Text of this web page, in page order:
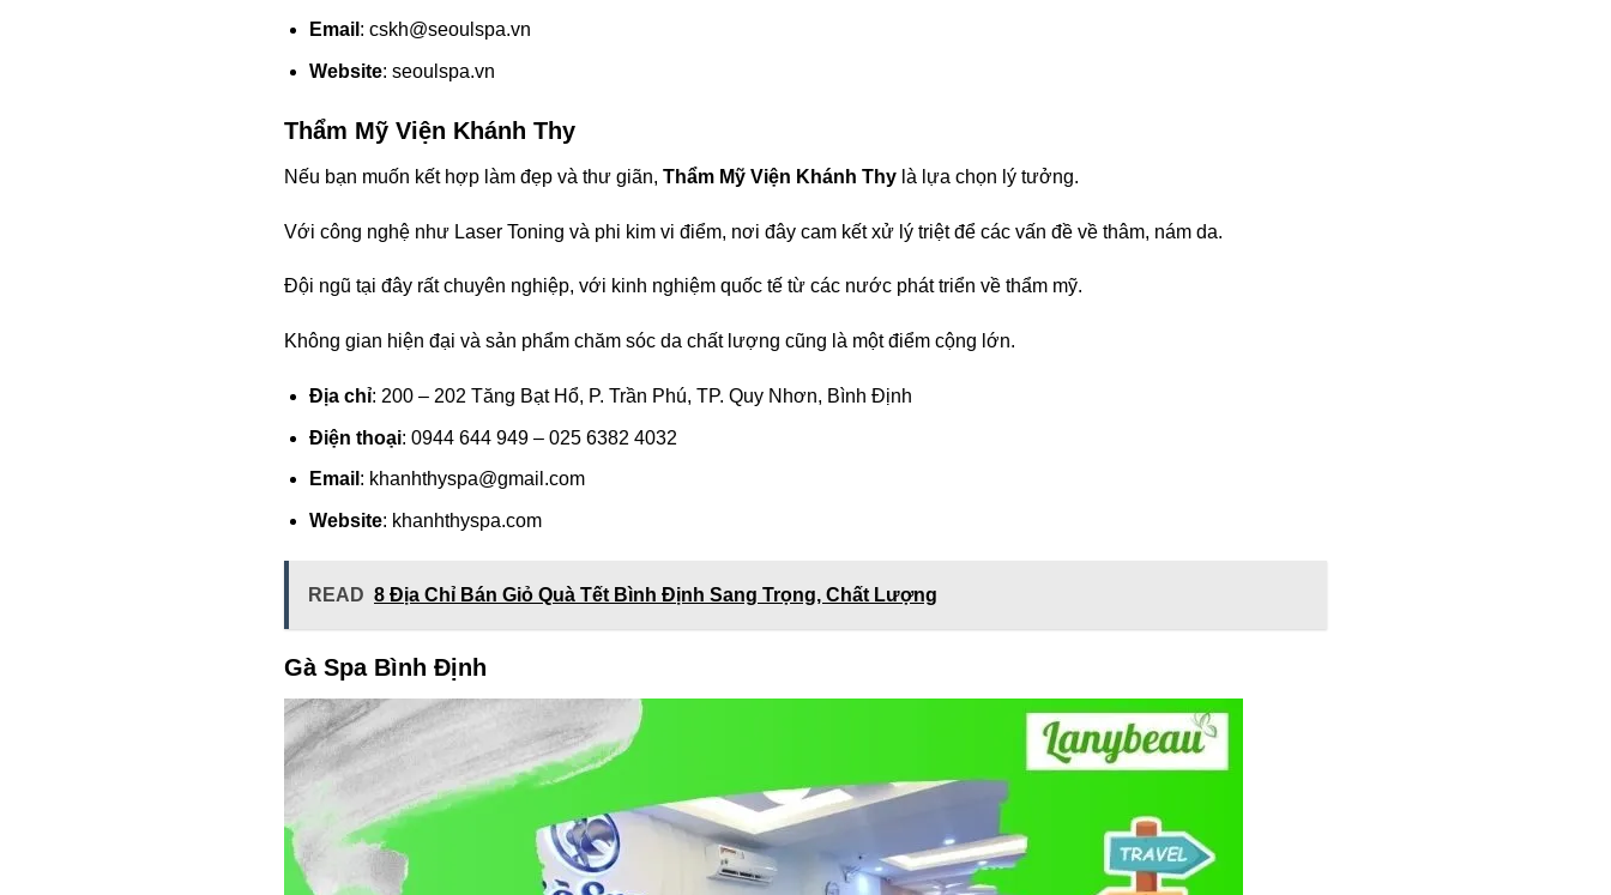
Email : cskh@seoulspa.vn
Website: seoulspa.vn
Thẩm Mỹ Viện Khánh Thy
Nếu bạn muốn kết hợp làm đẹp và thư giãn, Thẩm Mỹ Viện Khánh Thy là lựa chọn lý tưởng.
Với công nghệ như Laser Toning và phi kim vi điểm, nơi đây cam kết xử lý triệt để các vấn đề về thâm, nám da.
Đội ngũ tại đây rất chuyên nghiệp, với kinh nghiệm quốc tế từ các nước phát triển về thẩm mỹ.
Không gian hiện đại và sản phẩm chăm sóc da chất lượng cũng là một điểm cộng lớn.
Địa chỉ: 200 – 202 Tăng Bạt Hổ, P. Trần Phú, TP. Quy Nhơn, Bình Định
Điện thoại: 0944 644 949 – 025 6382 4032
Email : khanhthyspa@gmail.com
Website: khanhthyspa.com
READ 8 Địa Chỉ Bán Giỏ Quà Tết Bình Định Sang Trọng, Chất Lượng
Gà Spa Bình Định